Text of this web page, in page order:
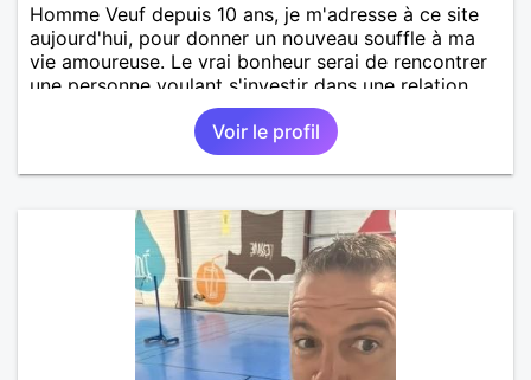
Homme Veuf depuis 10 ans, je m'adresse à ce site
aujourd'hui, pour donner un nouveau souffle à ma
vie amoureuse. Le vrai bonheur serai de rencontrer
une personne voulant s'investir dans une relation
affective, durable et sincére.
Voir le profil